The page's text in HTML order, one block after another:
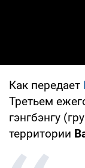
Как передает
Третьем
гэнгбэнгу
территории